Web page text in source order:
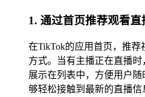
1. 通过首页推荐观看直
在TikTok的应用首页，推
方式。当有主播正在直播
展示在列表中，方便用户
够轻松接触到最新的直播